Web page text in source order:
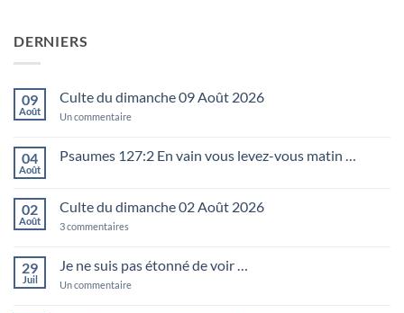
DERNIERS
09
Août
Culte du dimanche 09 Août 2026
Un commentairesur
dimanche
09
04
Août
Psaumes 127:2 En vain vous levez-vous matin …
Psaumes
En
levez-
matin
02
Août
Culte du dimanche 02 Août 2026
3 commentaires
dimanche
02
Août
29
Juil
Je ne suis pas étonné de voir …
Un commentairesur